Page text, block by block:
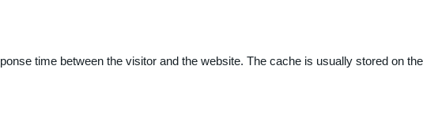
time between the visitor and the website. The cache is usually stored on the